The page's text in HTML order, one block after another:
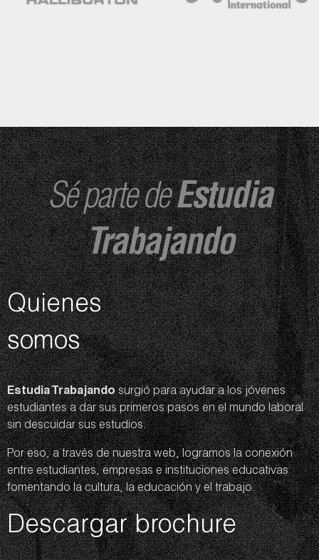
Sé parte deEstudia
Trabajando
Quienes
somos
Estudia Trabajandosurgió para ayudar a los jóvenes
estudiantes a dar sus primeros pasos en el mundo laboral
sin descuidar sus estudios.
Por eso, a través de nuestra web, logramos la conexión
entre estudiantes, empresas e instituciones educativas
fomentando la cultura, la educación y el trabajo.
Descargar brochure